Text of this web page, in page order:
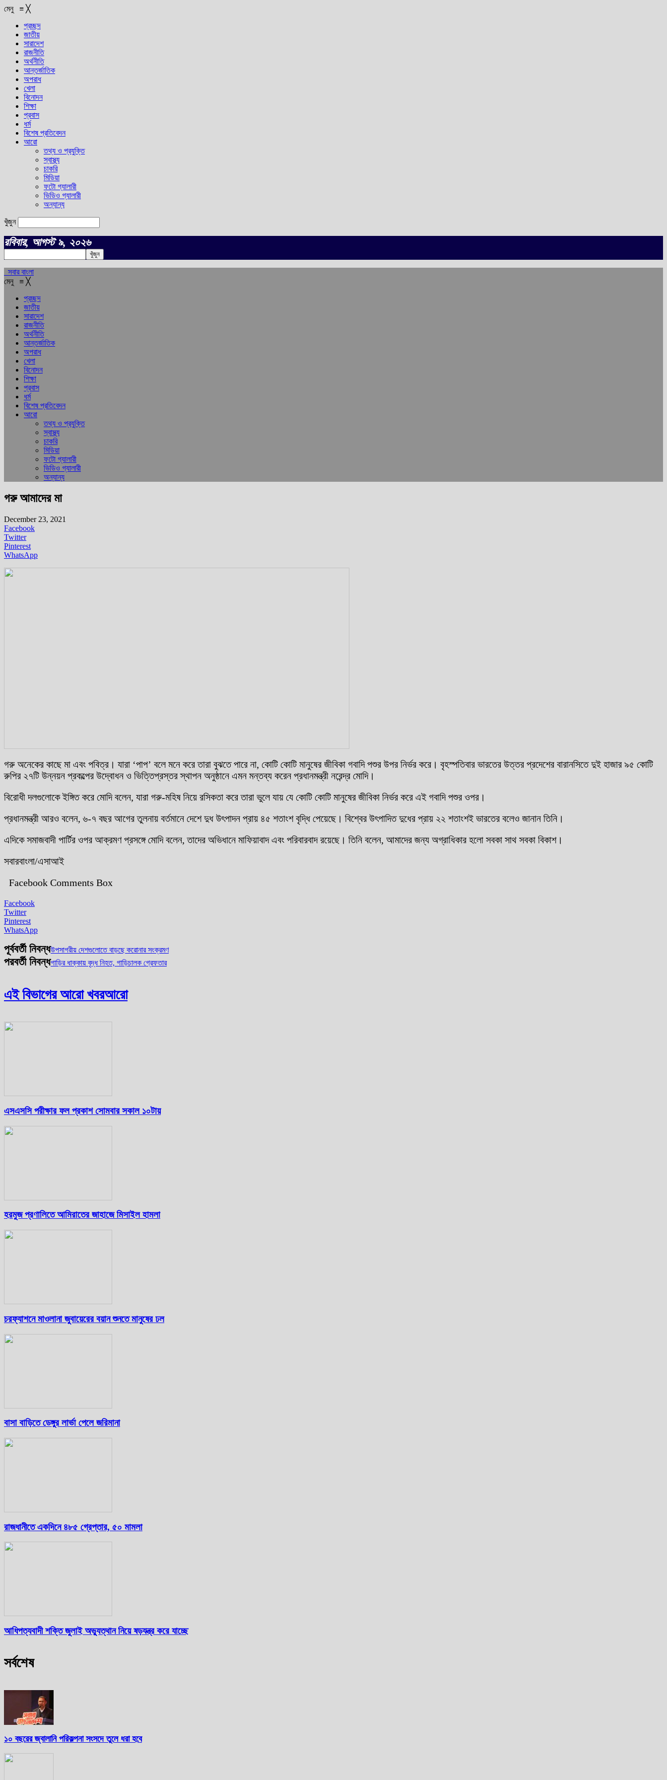
মেনু ≡ ╳
প্রচ্ছদ
জাতীয়
সারাদেশ
রাজনীতি
অর্থনীতি
আন্তর্জাতিক
অপরাধ
খেলা
বিনোদন
শিক্ষা
প্রবাস
ধর্ম
বিশেষ প্রতিবেদন
আরো
তথ্য ও প্রযুক্তি
স্বাস্থ্য
চাকরি
মিডিয়া
ফটো গ্যালারী
ভিডিও গ্যালারী
অন্যান্য
খুঁজুন
রবিবার, আগস্ট ৯, ২০২৬
সবার বাংলা
মেনু ≡ ╳
প্রচ্ছদ
জাতীয়
সারাদেশ
রাজনীতি
অর্থনীতি
আন্তর্জাতিক
অপরাধ
খেলা
বিনোদন
শিক্ষা
প্রবাস
ধর্ম
বিশেষ প্রতিবেদন
আরো
তথ্য ও প্রযুক্তি
স্বাস্থ্য
চাকরি
মিডিয়া
ফটো গ্যালারী
ভিডিও গ্যালারী
অন্যান্য
গরু আমাদের মা
December 23, 2021
Facebook
Twitter
Pinterest
WhatsApp
গরু অনেকের কাছে মা এবং পবিত্র। যারা ‘পাপ’ বলে মনে করে তারা বুঝতে পারে না, কোটি কোটি মানুষের জীবিকা গবাদি পশুর উপর নির্ভর করে। বৃহস্পতিবার ভারতের উত্তর প্রদেশের বারানসিতে দুই হাজার ৯৫ কোটি
রুপির ২৭টি উন্নয়ন প্রকল্পের উদ্বোধন ও ভিত্তিপ্রস্তর স্থাপন অনুষ্ঠানে এমন মন্তব্য করেন প্রধানমন্ত্রী নরেন্দ্র মোদি।
বিরোধী দলগুলোকে ইঙ্গিত করে মোদি বলেন, যারা গরু-মহিষ নিয়ে রসিকতা করে তারা ভুলে যায় যে কোটি কোটি মানুষের জীবিকা নির্ভর করে এই গবাদি পশুর ওপর।
প্রধানমন্ত্রী আরও বলেন, ৬-৭ বছর আগের তুলনায় বর্তমানে দেশে দুধ উৎপাদন প্রায় ৪৫ শতাংশ বৃদ্ধি পেয়েছে। বিশ্বের উৎপাদিত দুধের প্রায় ২২ শতাংশই ভারতের বলেও জানান তিনি।
এদিকে সমাজবাদী পার্টির ওপর আক্রমণ প্রসঙ্গে মোদি বলেন, তাদের অভিধানে মাফিয়াবাদ এবং পরিবারবাদ রয়েছে। তিনি বলেন, আমাদের জন্য অগ্রাধিকার হলো সবকা সাথ সবকা বিকাশ।
সবারবাংলা/এসাআই
Facebook Comments Box
Facebook
Twitter
Pinterest
WhatsApp
পূর্ববর্তী নিবন্ধউপসাগরীয় দেশগুলোতে বাড়ছে করোনার সংক্রমণ
পরবর্তী নিবন্ধগাড়ির ধাক্কায় বৃদ্ধ নিহত, গাড়িচালক গ্রেফতার
এই বিভাগের আরো খবরআরো
এসএসসি পরীক্ষার ফল প্রকাশ সোমবার সকাল ১০টায়
হরমুজ প্রণালিতে আমিরাতের জাহাজে মিসাইল হামলা
চরফ্যাশনে মাওলানা জুবায়েরের বয়ান শুনতে মানুষের ঢল
বাসা বাড়িতে ডেঙ্গুর লার্ভা পেলে জরিমানা
রাজধানীতে একদিনে ৪৮৫ গ্রেপ্তার, ৫০ মামলা
আধিপত্যবাদী শক্তি জুলাই অভ্যুত্থান নিয়ে ষড়যন্ত্র করে যাচ্ছে
সর্বশেষ
১০ বছরের জ্বালানি পরিকল্পনা সংসদে তুলে ধরা হবে